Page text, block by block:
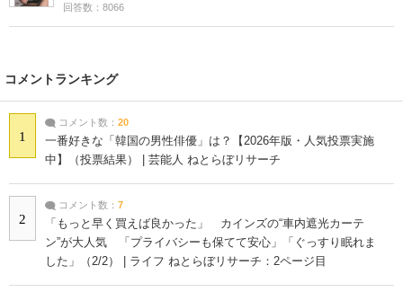
回答数：8066
コメントランキング
1
コメント数： 20
一番好きな「韓国の男性俳優」は？【2026年版・人気投票実施
中】（投票結果） | 芸能人 ねとらぼリサーチ
2
コメント数： 7
「もっと早く買えば良かった」 カインズの“車内遮光カーテ
ン”が大人気 「プライバシーも保てて安心」「ぐっすり眠れま
した」（2/2） | ライフ ねとらぼリサーチ：2ページ目